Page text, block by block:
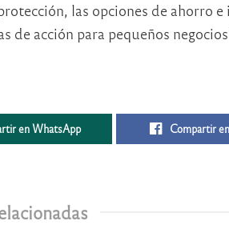
las opciones de ahorro
de acción para pequeños
en WhatsApp Compartir